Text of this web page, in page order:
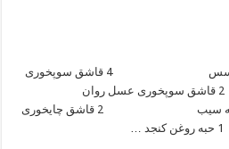
سس هویسین مواد لازم : سویا سس 4 قاشق سوپخوری
کره بادام زمینی 2 قاشق سوپخوری عسل روان
1 قاشق سوپخوری سرکه سیب 2 قاشق چایخوری